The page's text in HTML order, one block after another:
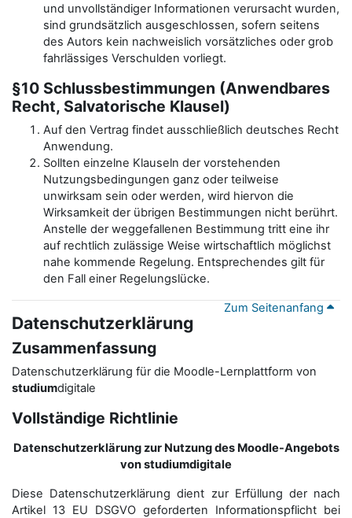
und unvollständiger Informationen verursacht wurden,
sind grundsätzlich ausgeschlossen, sofern seitens
des Autors kein nachweislich vorsätzliches oder grob
fahrlässiges Verschulden vorliegt.
§10 Schlussbestimmungen (Anwendbares
Recht, Salvatorische Klausel)
Auf den Vertrag findet ausschließlich deutsches Recht
Anwendung.
Sollten einzelne Klauseln der vorstehenden
Nutzungsbedingungen ganz oder teilweise
unwirksam sein oder werden, wird hiervon die
Wirksamkeit der übrigen Bestimmungen nicht berührt.
Anstelle der weggefallenen Bestimmung tritt eine ihr
auf rechtlich zulässige Weise wirtschaftlich möglichst
nahe kommende Regelung. Entsprechendes gilt für
den Fall einer Regelungslücke.
Zum Seitenanfang
Datenschutzerklärung
Zusammenfassung
Datenschutzerklärung für die Moodle-Lernplattform von
studiumdigitale
Vollständige Richtlinie
Datenschutzerklärung zur Nutzung des Moodle-Angebots
von studiumdigitale
Diese Datenschutzerklärung dient zur Erfüllung der nach
Artikel 13 EU DSGVO geforderten Informationspflicht bei